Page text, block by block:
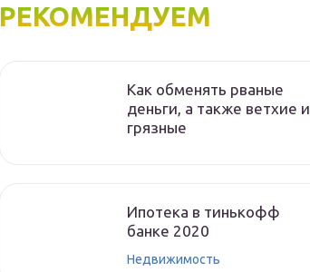
РЕКОМЕНДУЕМ
Как обменять рваные
деньги, а также ветхие и
грязные
Ипотека в тинькофф
банке 2020
Недвижимость